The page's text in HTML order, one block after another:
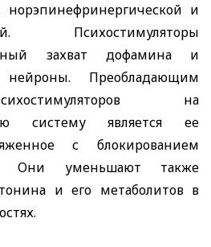
норэпинефринергической и
Психостимуляторы
захват дофамина и
Преобладающим
на
систему является ее
с блокированием
Они уменьшают также
и его метаболитов в